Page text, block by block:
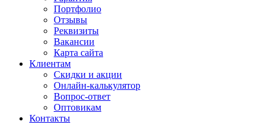
Портфолио
Отзывы
Реквизиты
Вакансии
Карта сайта
Клиентам
Скидки и акции
Онлайн-калькулятор
Вопрос-ответ
Оптовикам
Контакты